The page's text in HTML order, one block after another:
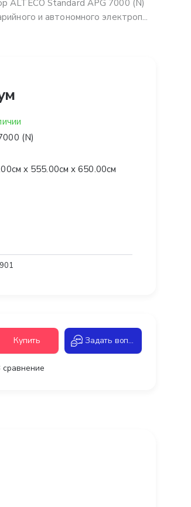
ALTECO Standard APG 7000 (N)
и автономного электроп...
(N)
x 555.00см x 650.00см
Купить Задать вопрос
сравнение